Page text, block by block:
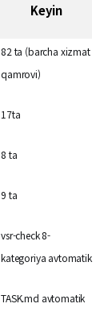
Keyin
82 ta (barcha xizmat
qamrovi)
17ta
8 ta
9 ta
vsr-check 8-
kategoriya avtomatik
TASK.md avtomatik